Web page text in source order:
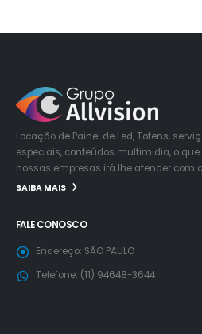
Locação de Painel de Led, Totens,
especiais, conteúdos multimidia, o
nossas empresas irá lhe atender com
SAIBA MAIS
FALE CONOSCO
Endereço: SÃO PAULO
Telefone: (11) 94648-3644